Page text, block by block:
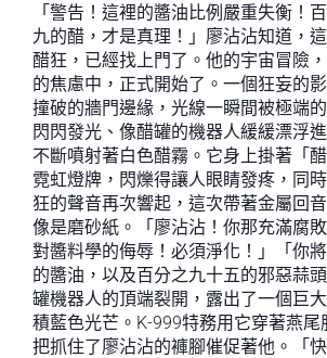
「警告！這裡的醬油比例嚴重失衡！
九的醋，才是真理！」廖沾沾知道，
醋狂，已經找上門了。他的宇宙冒險
的焦慮中，正式開始了。一個狂妄的
撞破的牆門邊緣，光線一瞬間被極端
閃閃發光、像醋罐的機器人緩緩漂浮
不斷噴射著白色醋霧。它身上掛著「
霓虹燈牌，閃爍得讓人眼睛發疼，同
狂的聲音再次響起，這次帶著金屬回
像是磨砂紙。「廖沾沾！你那充滿腐
對醬料學的侮辱！必須淨化！」「你
的醬油，以及百分之九十五的邪惡蒜
罐機器人的頂端裂開，露出了一個巨
積藍色光芒。K-999特務用它穿著燕尾
把抓住了廖沾沾的褲腳催促著他。「